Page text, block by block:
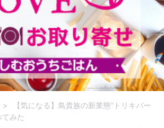
>
【気になる】鳥貴族の新業態“トリキバー
みた